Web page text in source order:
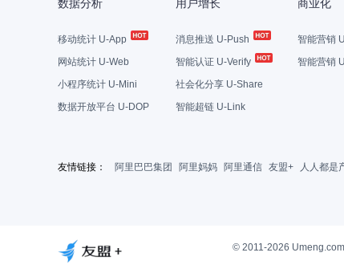
数据分析
移动统计 U-App
网站统计 U-Web
小程序统计 U-Mini
数据开放平台 U-DOP
用户增长
消息推送 U-Push
智能认证 U-Verify
社会化分享 U-Share
智能超链 U-Link
商业化
智能营销
智能营销
友情链接： 阿里巴巴集团 阿里妈妈 阿里通信 友盟+ 人人都是
© 2011-2026